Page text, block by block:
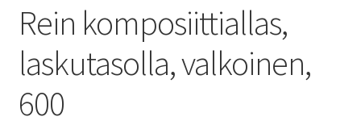
Rein komposiittiallas,
laskutasolla, valkoinen,
600